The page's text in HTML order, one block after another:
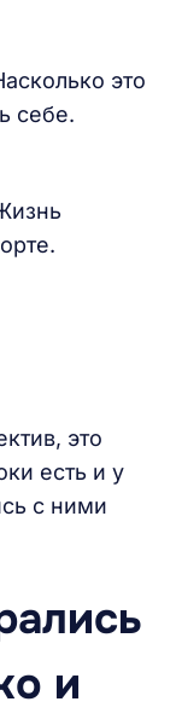
это
себе.
это
есть и у
с ними
и